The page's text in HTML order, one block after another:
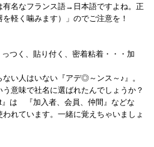
有名なフランス語→日本語ですよね。正
軽く噛みます）」のでご注意を！
つく、貼り付く、密着粘着・・・加
い人はいない『アデ◎～ンス～♪』。
意味で社名に選ばれたんでしょうか？
』は 『加入者、会員、仲間』などな
れています。一緒に覚えちゃいましょ